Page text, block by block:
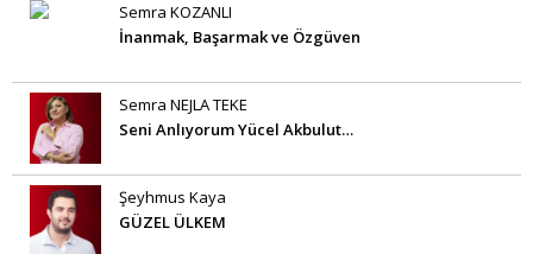
Semra KOZANLI
İnanmak, Başarmak ve Özgüven
Semra NEJLA TEKE
Seni Anlıyorum Yücel Akbulut…
Şeyhmus Kaya
GÜZEL ÜLKEM